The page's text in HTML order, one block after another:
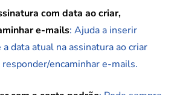
com data ao criar,
e-mails: Ajuda a inserir
data atual na assinatura ao criar
encaminhar e-mails.